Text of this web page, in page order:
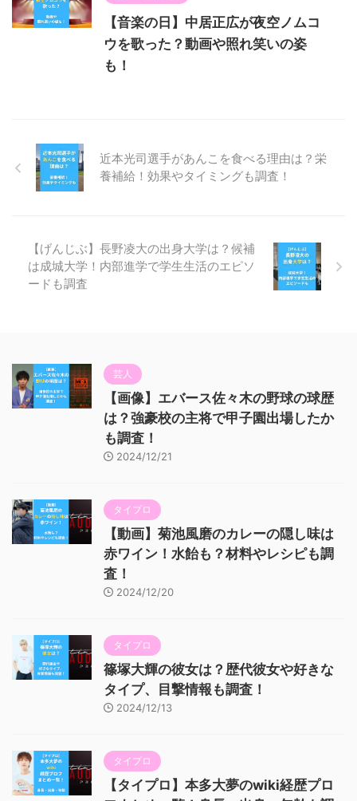
【音楽の日】中居正広が夜空ノムコ
ウを歌った？動画や照れ笑いの姿
も！
近本光司選手があんこを食べる理由は？栄
養補給！効果やタイミングも調査！
【げんじぶ】長野凌大の出身大学は？候補
は成城大学！内部進学で学生生活のエピソ
ードも調査
芸人
【画像】エバース佐々木の野球の球歴
は？強豪校の主将で甲子園出場したか
も調査！
2024/12/21
タイプロ
【動画】菊池風磨のカレーの隠し味は
赤ワイン！水飴も？材料やレシピも調
査！
2024/12/20
タイプロ
篠塚大輝の彼女は？歴代彼女や好きな
タイプ、目撃情報も調査！
2024/12/13
タイプロ
【タイプロ】本多大夢のwiki経歴プロ